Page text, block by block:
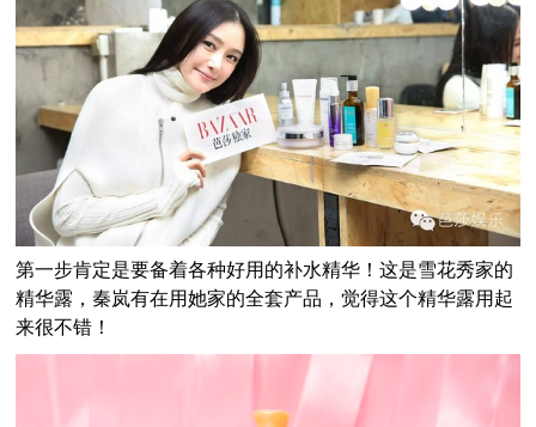
第一步肯定是要备着各种好用的补水精华！这是雪花秀家的
精华露，秦岚有在用她家的全套产品，觉得这个精华露用起
来很不错！